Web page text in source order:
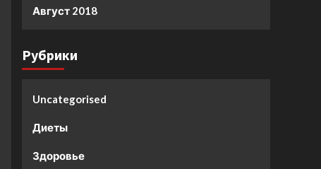
Август 2018
Рубрики
Uncategorised
Диеты
Здоровье